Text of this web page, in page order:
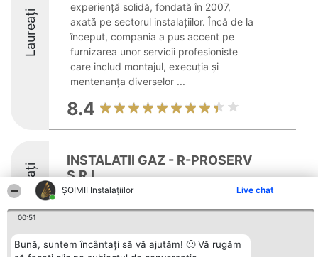
ŞOIMII Instalaţiilor Live chat
00:51
Bună, suntem încântați să vă ajutăm! 🙂 Vă rugăm
Laureați
experiență solidă, fondată în 2007,
axată pe sectorul instalațiilor. Încă de la
început, compania a pus accent pe
furnizarea unor servicii profesioniste
care includ montajul, execuția și
mentenanța diverselor ...
8.4
Laureați
INSTALATII GAZ - R-PROSERV
S.R.L.